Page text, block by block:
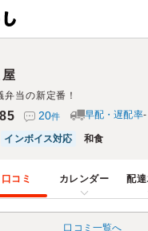
当の新定番！
20件 早配・遅配率-
インボイス対応 和食
口コミ カレンダー 配
口コミ一覧へ